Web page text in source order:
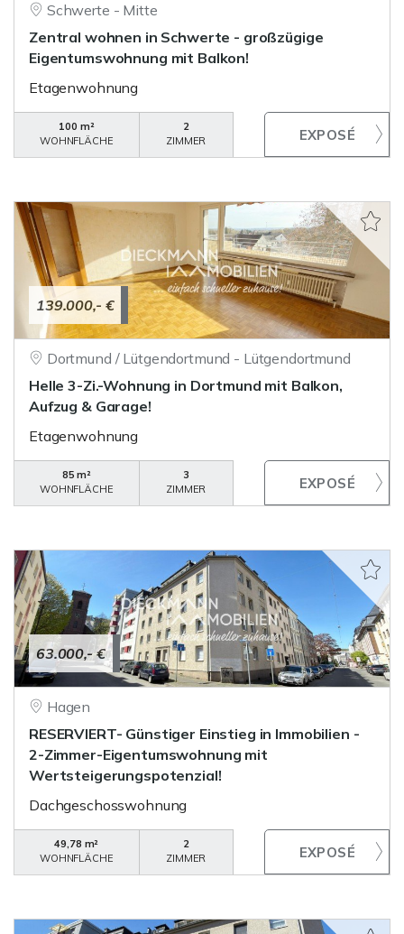
Schwerte - Mitte
Zentral wohnen in Schwerte - großzügige
Eigentumswohnung mit Balkon!
Etagenwohnung
100 m²
WOHNFLÄCHE
2
ZIMMER
139.000,- €
Dortmund / Lütgendortmund - Lütgendortmund
Helle 3-Zi.-Wohnung in Dortmund mit Balkon,
Aufzug & Garage!
Etagenwohnung
85 m²
WOHNFLÄCHE
3
ZIMMER
63.000,- €
Hagen
RESERVIERT- Günstiger Einstieg in Immobilien -
2-Zimmer-Eigentumswohnung mit
Wertsteigerungspotenzial!
Dachgeschosswohnung
49,78 m²
WOHNFLÄCHE
2
ZIMMER